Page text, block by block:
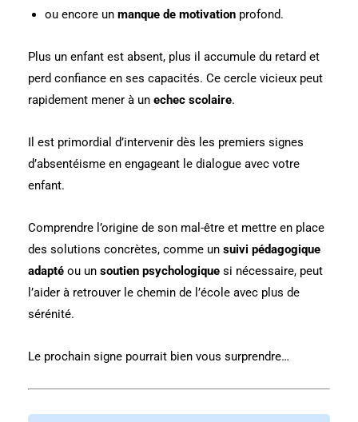
ou encore un manque de motivation profond.
Plus un enfant est absent, plus il accumule du retard et
perd confiance en ses capacités. Ce cercle vicieux peut
rapidement mener à un echec scolaire.
Il est primordial d’intervenir dès les premiers signes
d’absentéisme en engageant le dialogue avec votre
enfant.
Comprendre l’origine de son mal-être et mettre en place
des solutions concrètes, comme un suivi pédagogique
adapté ou un soutien psychologique si nécessaire, peut
l’aider à retrouver le chemin de l’école avec plus de
sérénité.
Le prochain signe pourrait bien vous surprendre…